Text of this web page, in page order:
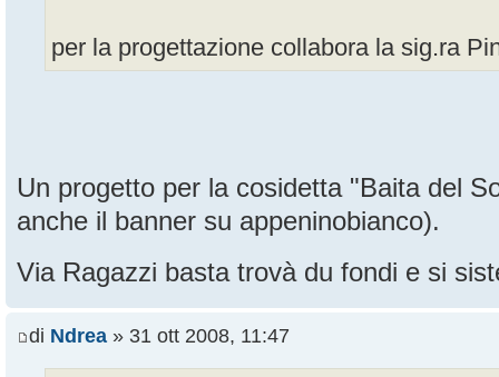
per la progettazione collabora la sig.ra
Un progetto per la cosidetta "Baita del
anche il banner su appeninobianco).
Via Ragazzi basta trovà du fondi e si
di Ndrea » 31 ott 2008, 11:47